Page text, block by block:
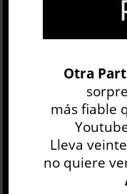
Diana
LITERATURA
Léonce W.
23 JUL
Obtener un
cuestión se
Otra
más fiable
Lleva
no quiere